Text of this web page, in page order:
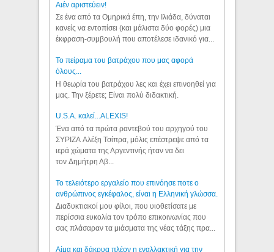
Aιέν αριστεύειν!
Σε ένα από τα Ομηρικά έπη, την Ιλιάδα, δύναται
κανείς να εντοπίσει (και μάλιστα δύο φορές) μια
έκφραση-συμβουλή που αποτέλεσε ιδανικό για...
Το πείραμα του βατράχου που μας αφορά
όλους...
Η θεωρία του βατράχου λες και έχει επινοηθεί για
μας. Την ξέρετε; Είναι πολύ διδακτική.
U.S.A. καλεί...ALEXIS!
Ένα από τα πρώτα ραντεβού του αρχηγού του
ΣΥΡΙΖΑ Αλέξη Τσίπρα, μόλις επέστρεψε από τα
ιερά χώματα της Αργεντινής ήταν να δει
τον Δημήτρη Αβ...
Το τελειότερο εργαλείο που επινόησε ποτε ο
ανθρώπινος εγκέφαλος, είναι η Ελληνική γλώσσα.
Διαδυκτιακοί μου φίλοι, που υιοθετίσατε με
περίσσια ευκολία τον τρόπο επικοινωνίας που
σας πλάσαραν τα μιάσματα της νέας τάξης πρα...
Αίμα και δάκρυα πλέον η εναλλακτική για την